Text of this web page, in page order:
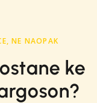
NE NAOPAK
ke